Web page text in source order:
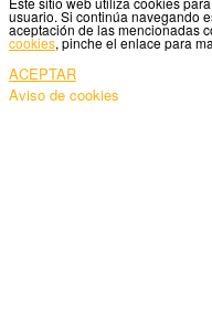
usuario. Si continúa navegando
aceptación de las mencionadas
cookies, pinche el enlace para
ACEPTAR
Aviso de cookies